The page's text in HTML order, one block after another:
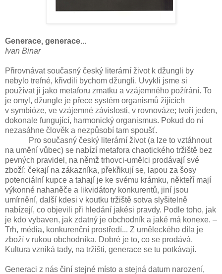
Generace, generace...
Ivan Binar
Přirovnávat současný český literární život k džungli by
nebylo trefné, křivdili bychom džungli. Uvykli jsme si
používat ji jako metaforu zmatku a vzájemného požírání. To
je omyl, džungle je přece systém organismů žijících
v symbióze, ve vzájemné závislosti, v rovnováze; tvoří jeden,
dokonale fungující, harmonický organismus. Pokud do ní
nezasáhne člověk a nezpůsobí tam spoušť.
Pro současný český literární život (a lze to vztáhnout
na umění vůbec) se nabízí metafora chaotického tržiště bez
pevných pravidel, na němž trhovci-umělci prodávají své
zboží: čekají na zákazníka, překřikují se, lapou za šosy
potenciální kupce a tahají je ke svému krámku, někteří mají
výkonné nahaněče a likvidátory konkurentů, jiní jsou
umírnění, další kdesi v koutku tržiště sotva slyšitelně
nabízejí, co objevili při hledání jakési pravdy. Podle toho, jak
je kdo vybaven, jak zdatný je obchodník a jaké má konexe. –
Trh, média, konkurenční prostředí... Z uměleckého díla je
zboží v rukou obchodníka. Dobré je to, co se prodává.
Kultura vzniká tady, na tržišti, generace se tu potkávají.
Generaci z nás činí stejné místo a stejná datum narození,